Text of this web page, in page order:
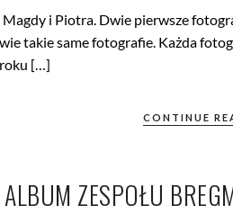
i Piotra. Dwie pierwsze
takie same fotografie. Każda
[…]
CONTINUE
ZESPOŁU